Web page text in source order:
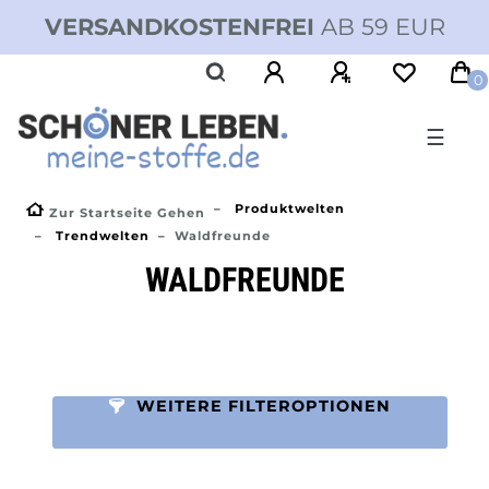
VERSANDKOSTENFREI AB 59 EUR
0
☰
Zur Startseite Gehen
Produktwelten
Trendwelten
Waldfreunde
WALDFREUNDE
WEITERE FILTEROPTIONEN